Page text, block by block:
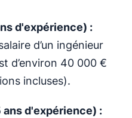
d'expérience) :
d’un ingénieur
d’environ 40 000 €
incluses).
ans d'expérience) :